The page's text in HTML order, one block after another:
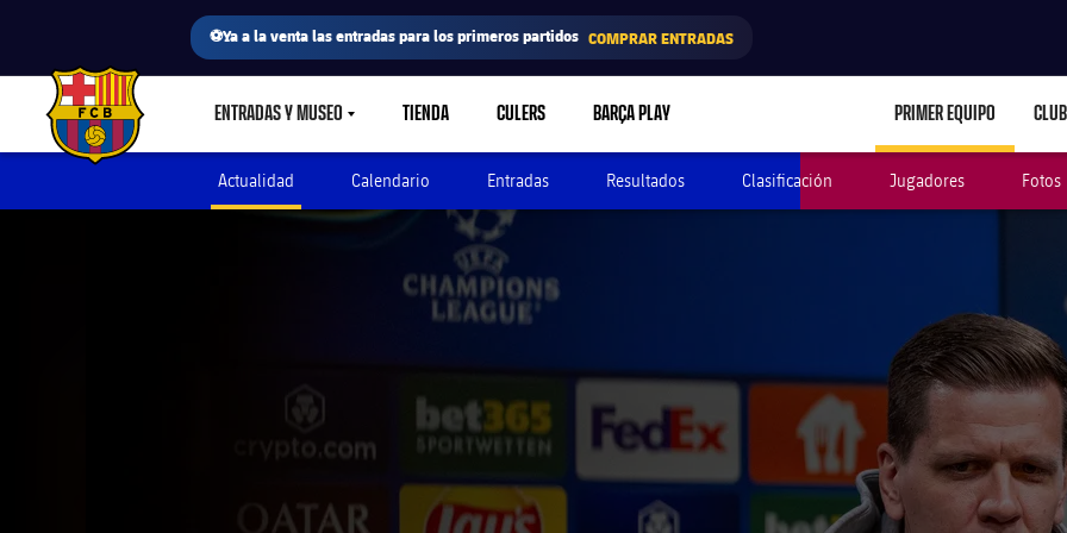
⚽Ya a la venta las entradas para los primeros partidos COMPRAR ENTRADAS
FC Barcelona club badge ENTRADAS Y MUSEOLABEL.SHARE.CARETDOWN
TIENDA CULERS BARÇA PLAY PRIMER EQUIPO CLUB
Actualidad Calendario Entradas Resultados Clasificación Jugadores Fotos